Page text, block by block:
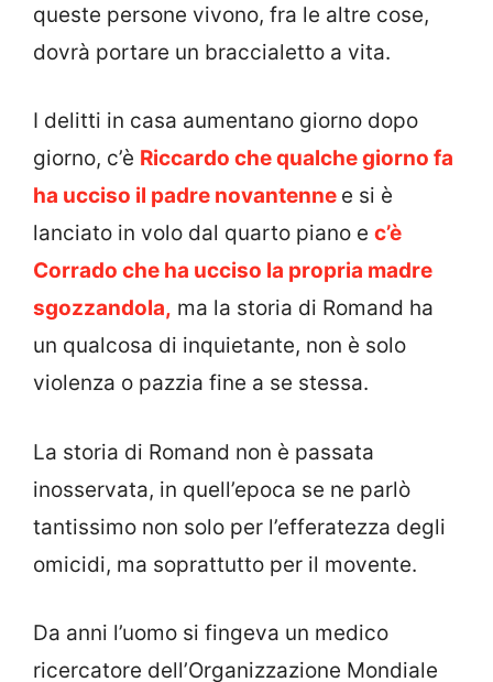
queste persone vivono, fra le altre cose,
dovrà portare un braccialetto a vita.
I delitti in casa aumentano giorno dopo
giorno, c’è Riccardo che qualche giorno fa
ha ucciso il padre novantenne e si è
lanciato in volo dal quarto piano e c’è
Corrado che ha ucciso la propria madre
sgozzandola, ma la storia di Romand ha
un qualcosa di inquietante, non è solo
violenza o pazzia fine a se stessa.
La storia di Romand non è passata
inosservata, in quell’epoca se ne parlò
tantissimo non solo per l’efferatezza degli
omicidi, ma soprattutto per il movente.
Da anni l’uomo si fingeva un medico
ricercatore dell’Organizzazione Mondiale